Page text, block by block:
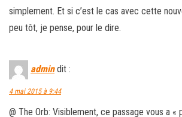
simplement. Et si c’est le cas avec cette
peu tôt, je pense, pour le dire.
admin dit :
4 mai 2015 à 9:44
@ The Orb: Visiblement, ce passage vous a «